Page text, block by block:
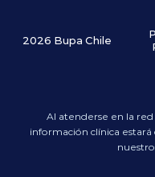
2026 Bupa Chile
Al atenderse en la
información clínica